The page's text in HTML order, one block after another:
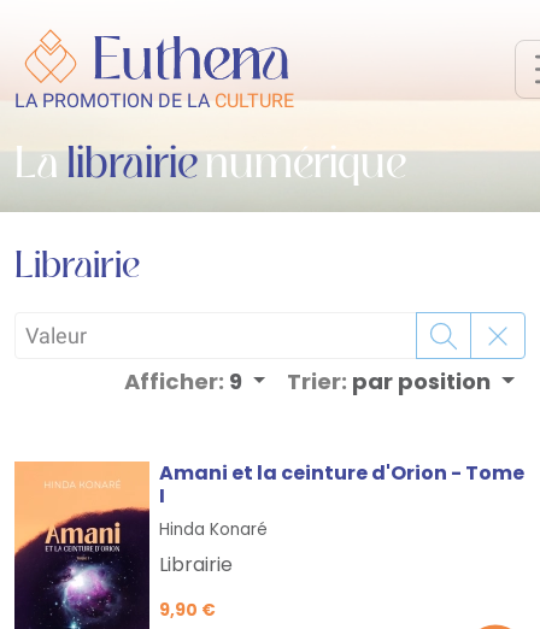
LA PROMOTION DE LA CULTURE
Lalibrairienumérique
Librairie
Afficher: 9 Trier: par position
Amani et la ceinture d'Orion - Tome
I
Hinda Konaré
Librairie
9,90 €